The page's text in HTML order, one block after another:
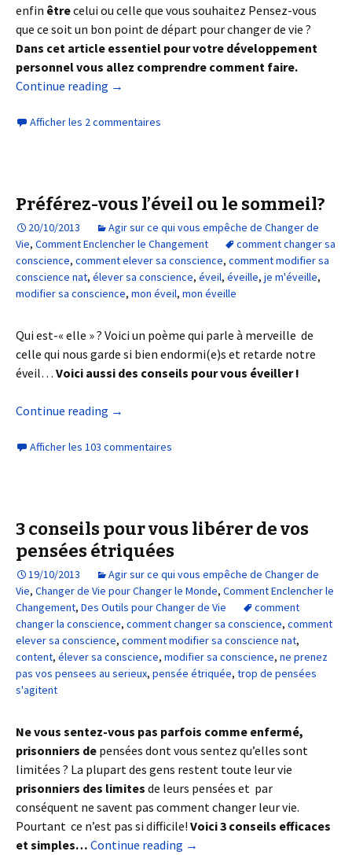
enfin êtrecelui ou celle que vous souhaitez Pensez-vous
que ce soit un bon point de départ pour changer de vie ?
Dans cet article essentiel pour votre développement
personnel vous allez comprendre comment faire.
Continue reading →
Afficher les 2 commentaires
Préférez-vous l’éveil ou le sommeil?
20/10/2013
Agir sur ce qui vous empêche de Changer de
Vie, Comment Enclencher le Changement
comment changer sa
conscience, comment elever sa conscience, comment modifier sa
conscience nat, élever sa conscience, éveil, éveille, je m'éveille,
modifier sa conscience, mon éveil, mon éveille
Qui est-« elle » ? Voici un poème qui parle à merveille de
celle qui nous garde si bien endormi(e)s et retarde notre
éveil… Voici aussi des conseils pour vous éveiller !
Continue reading →
Afficher les 103 commentaires
3 conseils pour vous libérer de vos
pensées étriquées
19/10/2013
Agir sur ce qui vous empêche de Changer de
Vie, Changer de Vie pour Changer le Monde, Comment Enclencher le
Changement, Des Outils pour Changer de Vie
comment
changer la conscience, comment changer sa conscience, comment
elever sa conscience, comment modifier sa conscience nat,
content, élever sa conscience, modifier sa conscience, ne prenez
pas vos pensees au serieux, pensée étriquée, trop de pensées
s'agitent
Ne vous sentez-vous pas parfois comme enfermé,
prisonniers de pensées dont vous sentez qu’elles sont
limitées ? La plupart des gens restent toute leur vie
prisonniers des limites de leurs pensées et par
conséquent ne savent pas comment changer leur vie.
Pourtant ce n’est pas si difficile! Voici 3 conseils efficaces
et simples… Continue reading →